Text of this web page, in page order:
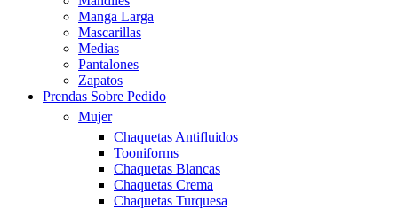
Manga Larga
Mascarillas
Medias
Pantalones
Zapatos
Prendas Sobre Pedido
Mujer
Chaquetas Antifluidos
Tooniforms
Chaquetas Blancas
Chaquetas Crema
Chaquetas Turquesa